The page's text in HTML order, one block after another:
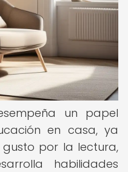
un papel
en casa, ya
por la lectura,
habilidades